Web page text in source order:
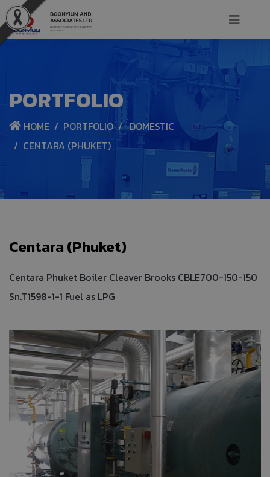
PORTFOLIO
HOME PORTFOLIO
DOMESTIC
CENTARA (PHUKET)
Centara (Phuket)
Centara Phuket Boiler Cleaver Brooks CBLE700-150-150
Sn.T1598-1-1 Fuel as LPG